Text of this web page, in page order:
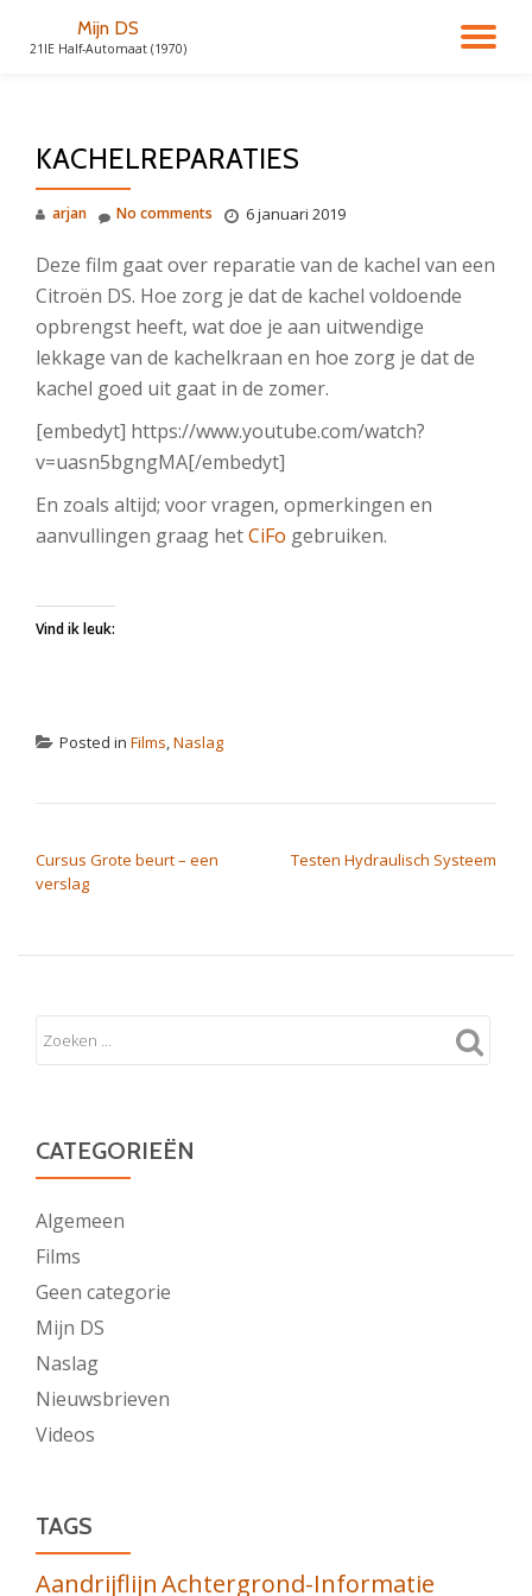
Mijn DS
21IE Half-Automaat (1970)
KACHELREPARATIES
arjan 6 januari 2019
No comments
Deze film gaat over reparatie van de kachel van een
Citroën DS. Hoe zorg je dat de kachel voldoende
opbrengst heeft, wat doe je aan uitwendige
lekkage van de kachelkraan en hoe zorg je dat de
kachel goed uit gaat in de zomer.
[embedyt] https://www.youtube.com/watch?
v=uasn5bgngMA[/embedyt]
En zoals altijd; voor vragen, opmerkingen en
aanvullingen graag hetCiFo gebruiken.
Vind ik leuk:
Posted in Films,Naslag
Cursus Grote beurt – een
verslag
Testen Hydraulisch Systeem
CATEGORIEËN
Algemeen
Films
Geen categorie
Mijn DS
Naslag
Nieuwsbrieven
Videos
TAGS
AandrijflijnAchtergrond-Informatie